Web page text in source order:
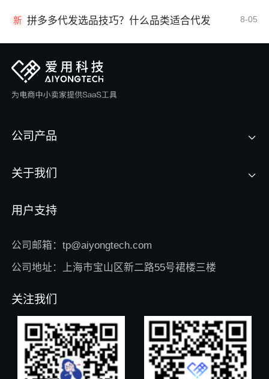
新 拼多多代发选品技巧？什么品类适合代发 8-05
公司产品
关于我们
用户支持
公司邮箱：tp@aiyongtech.com
公司地址：上海市宝山区新二路55号裙楼三楼
关注我们